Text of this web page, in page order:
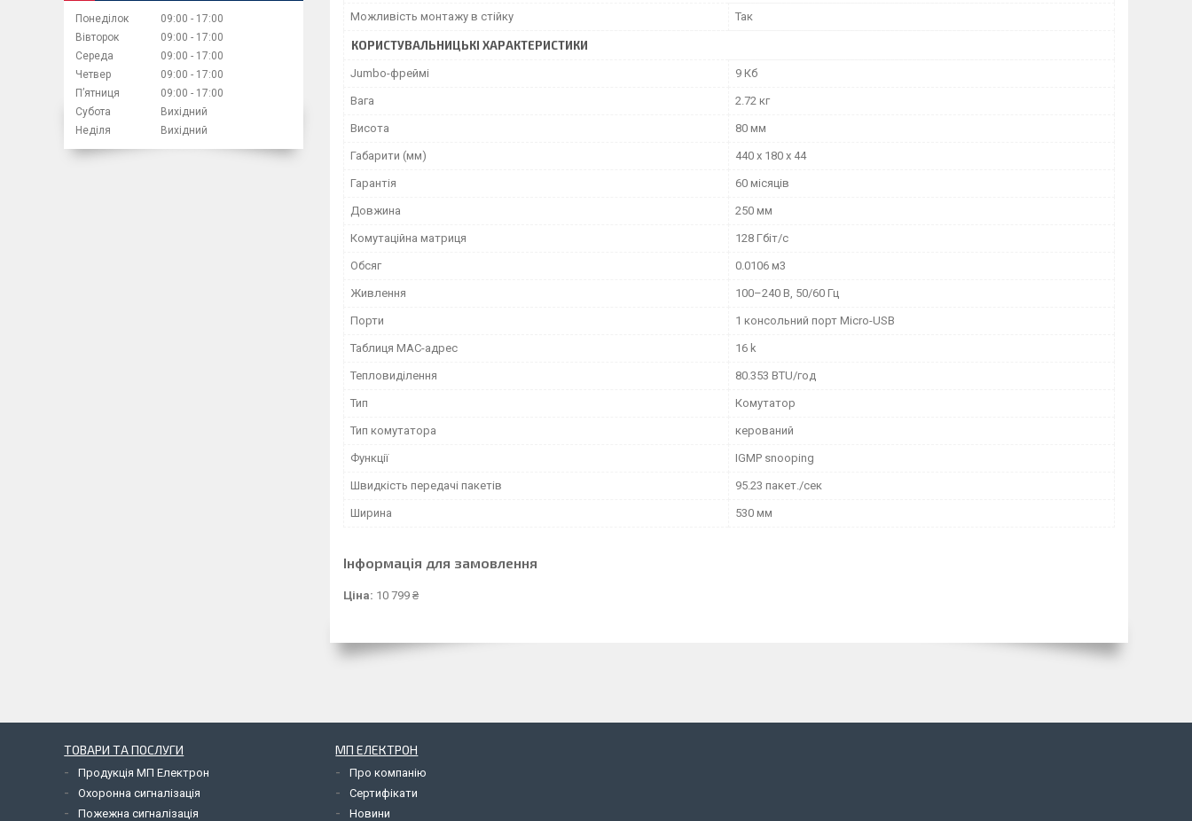
Можливість монтажу в стійку Так
КОРИСТУВАЛЬНИЦЬКІ ХАРАКТЕРИСТИКИ
Jumbo-фреймі 9 Кб
Вага 2.72 кг
Висота 80 мм
Габарити (мм) 440 x 180 x 44
Гарантія 60 місяців
Довжина 250 мм
Комутаційна матриця 128 Гбіт/с
Обсяг 0.0106 м3
Живлення 100–240 В, 50/60 Гц
Порти 1 консольний порт Micro-USB
Таблиця MAC-адрес 16 k
Тепловиділення 80.353 BTU/год
Тип Комутатор
Тип комутатора керований
Функції IGMP snooping
Швидкість передачі пакетів 95.23 пакет./сек
Ширина 530 мм
Інформація для замовлення
Ціна: 10 799 ₴
Понеділок 09:00
17:00
Вівторок
09:00
17:00
Середа
09:00
17:00
Четвер
09:00
17:00
Пʼятниця
09:00
17:00
Субота
Вихідний
Неділя
Вихідний
ТОВАРИ ТА ПОСЛУГИ
Продукція МП Електрон
Охоронна сигналізація
Пожежна сигналізація
МП ЕЛЕКТРОН
Про компанію
Сертифікати
Новини